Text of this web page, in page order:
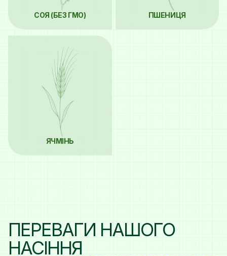
СОЯ (БЕЗ ГМО) ПШЕНИЦЯ
ЯЧМІНЬ
ПЕРЕВАГИ НАШОГО
НАСІННЯ